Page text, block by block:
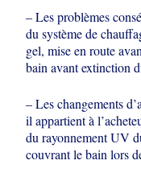
– Les problèmes
du système de
gel, mise en route
bain avant extinction
– Les changements
il appartient à
du rayonnement UV
couvrant le bain lors